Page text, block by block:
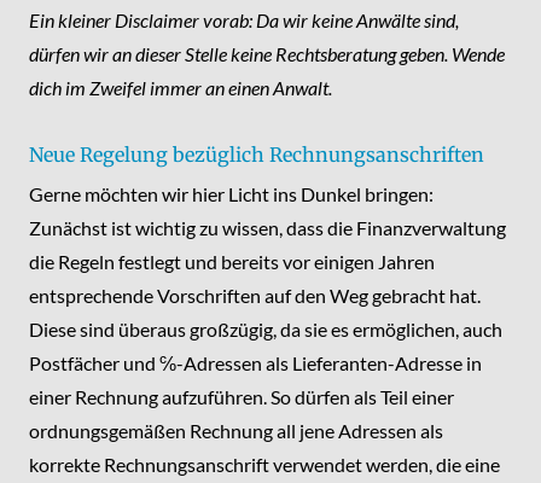
Ein kleiner Disclaimer vorab: Da wir keine Anwälte sind,
dürfen wir an dieser Stelle keine Rechtsberatung geben. Wende
dich im Zweifel immer an einen Anwalt.
Neue Regelung bezüglich Rechnungsanschriften
Gerne möchten wir hier Licht ins Dunkel bringen:
Zunächst ist wichtig zu wissen, dass die Finanzverwaltung
die Regeln festlegt und bereits vor einigen Jahren
entsprechende Vorschriften auf den Weg gebracht hat.
Diese sind überaus großzügig, da sie es ermöglichen, auch
Postfächer und ℅-Adressen als Lieferanten-Adresse in
einer Rechnung aufzuführen. So dürfen als Teil einer
ordnungsgemäßen Rechnung all jene Adressen als
korrekte Rechnungsanschrift verwendet werden, die eine